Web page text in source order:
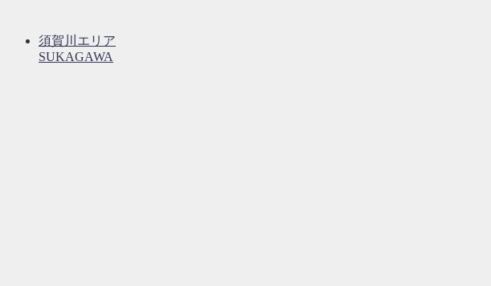
須賀川エリア
SUKAGAWA